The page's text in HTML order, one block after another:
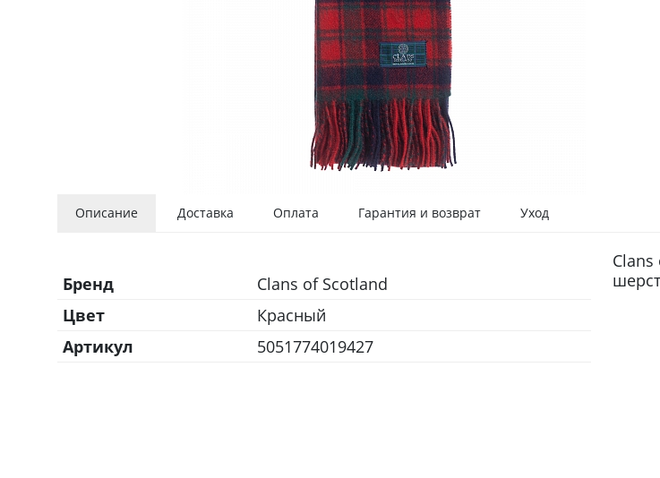
Описание Доставка Оплата Гарантия и возврат Уход
Бренд
Clans of Scotland
Цвет
Красный
Артикул
5051774019427
Clans